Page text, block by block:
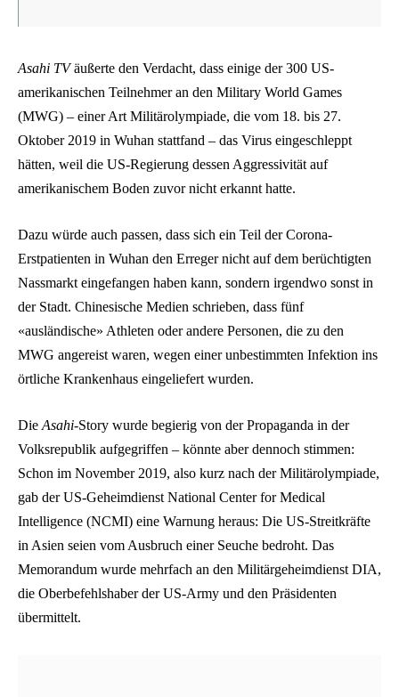
Asahi TVäußerte den Verdacht, dass einige der 300 US-
amerikanischen Teilnehmer an den Military World Games
(MWG) – einer Art Militärolympiade, die vom 18. bis 27.
Oktober 2019 in Wuhan stattfand – das Virus eingeschleppt
hätten, weil die US-Regierung dessen Aggressivität auf
amerikanischem Boden zuvor nicht erkannt hatte.
Dazu würde auch passen, dass sich ein Teil der Corona-
Erstpatienten in Wuhan den Erreger nicht auf dem berüchtigten
Nassmarkt eingefangen haben kann, sondern irgendwo sonst in
der Stadt. Chinesische Medien schrieben, dass fünf
«ausländische» Athleten oder andere Personen, die zu den
MWG angereist waren, wegen einer unbestimmten Infektion ins
örtliche Krankenhaus eingeliefert wurden.
Die Asahi-Story wurde begierig von der Propaganda in der
Volksrepublik aufgegriffen – könnte aber dennoch stimmen:
Schon im November 2019, also kurz nach der Militärolympiade,
gab der US-Geheimdienst National Center for Medical
Intelligence (NCMI) eine Warnung heraus: Die US-Streitkräfte
in Asien seien vom Ausbruch einer Seuche bedroht. Das
Memorandum wurde mehrfach an den Militärgeheimdienst DIA,
die Oberbefehlshaber der US-Army und den Präsidenten
übermittelt.